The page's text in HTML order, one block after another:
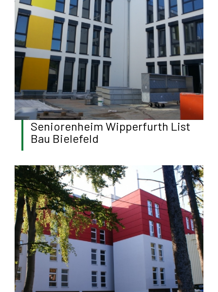
Seniorenheim Wipperfurth List
Bau Bielefeld